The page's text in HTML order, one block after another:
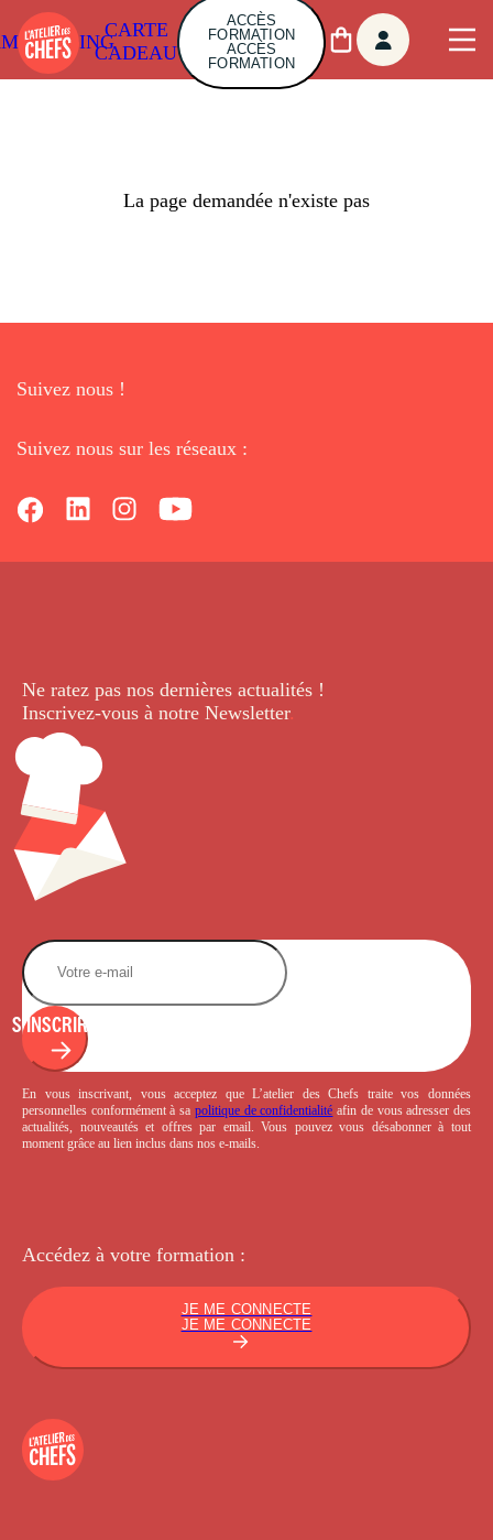
CARTE
CADEAU
ACCÈS
FORMATION
ACCÈS
FORMATION
La page demandée n'existe pas
Suivez nous !
Suivez nous sur les réseaux :
Ne ratez pas nos dernières actualités !
Inscrivez-vous à notre Newsletter.
S'INSCRIRE
En vous inscrivant, vous acceptez que L’atelier des Chefs traite vos données
personnelles conformément à sa politique de confidentialité afin de vous adresser des
actualités, nouveautés et offres par email. Vous pouvez vous désabonner à tout
moment grâce au lien inclus dans nos e-mails.
Accédez à votre formation :
JE ME CONNECTE
JE ME CONNECTE